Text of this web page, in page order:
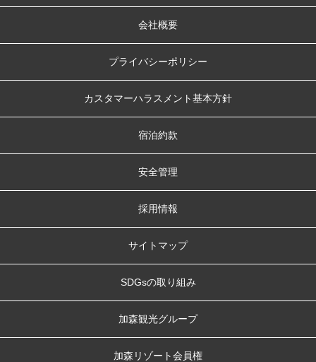
会社概要
プライバシーポリシー
カスタマーハラスメント基本方針
宿泊約款
安全管理
採用情報
サイトマップ
SDGsの取り組み
加森観光グループ
加森リゾート会員権